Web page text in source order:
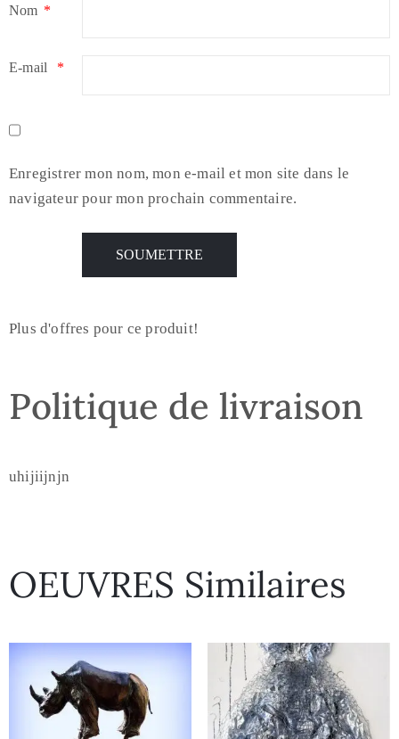
Nom *
E-mail *
Enregistrer mon nom, mon e-mail et mon site dans le
navigateur pour mon prochain commentaire.
Plus d'offres pour ce produit!
Politique de livraison
uhijiijnjn
OEUVRES Similaires